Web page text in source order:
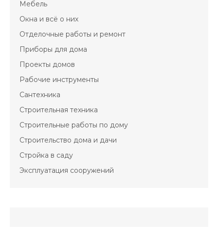
Мебель
Окна и всё о них
Отделочные работы и ремонт
Приборы для дома
Проекты домов
Рабочие инструменты
Сантехника
Строительная техника
Строительные работы по дому
Строительство дома и дачи
Стройка в саду
Эксплуатация сооружений